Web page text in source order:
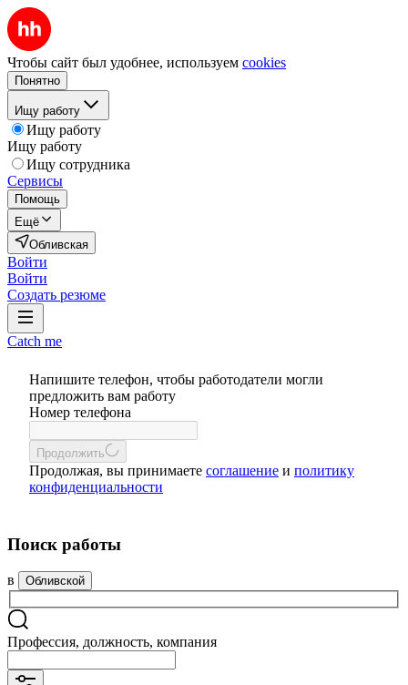
Чтобы сайт был удобнее, используем cookies
Понятно
Ищу работу
Ищу работу
Ищу работу
Ищу сотрудника
Сервисы
Помощь
Ещё
Обливская
Войти
Войти
Создать резюме
Catch me
Напишите телефон, чтобы работодатели могли
предложить вам работу
Номер телефона
Продолжить
Продолжая, вы принимаете соглашение и политику
конфиденциальности
Поиск работы
в Обливской
Профессия, должность, компания